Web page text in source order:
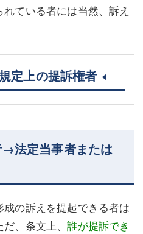
れている者には当然、訴え
定上の提訴権者
→法定当事者または
の訴えを提起できる者は
だ、条文上、誰が提訴でき